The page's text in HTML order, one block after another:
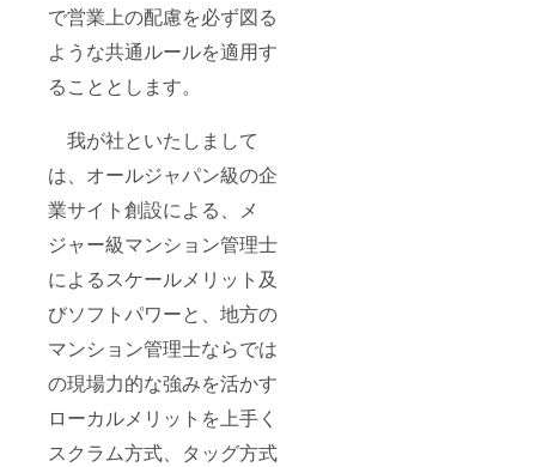
で営業上の配慮を必ず図る
ような共通ルールを適用す
ることとします。
我が社といたしまして
は、オールジャパン級の企
業サイト創設による、メ
ジャー級マンション管理士
によるスケールメリット及
びソフトパワーと、地方の
マンション管理士ならでは
の現場力的な強みを活かす
ローカルメリットを上手く
スクラム方式、タッグ方式